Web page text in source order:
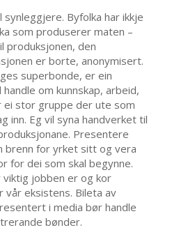
Byfolka har ikkje
som produserer maten –
produksjonen, den
er borte, anonymisert.
superbonde, er ein
om kunnskap, arbeid,
stor gruppe der ute som
inn. Eg vil syna handverket til
Presentere
brenn for yrket sitt og vera
for dei som skal begynne.
viktig jobben er og kor
vår eksistens. Bileta av
i media bør handle
bønder.